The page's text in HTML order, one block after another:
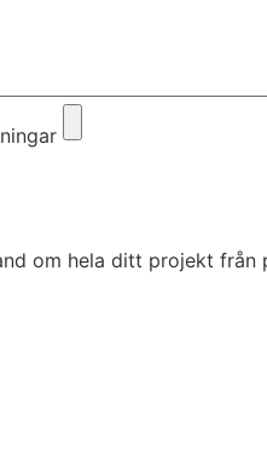
om hela ditt projekt